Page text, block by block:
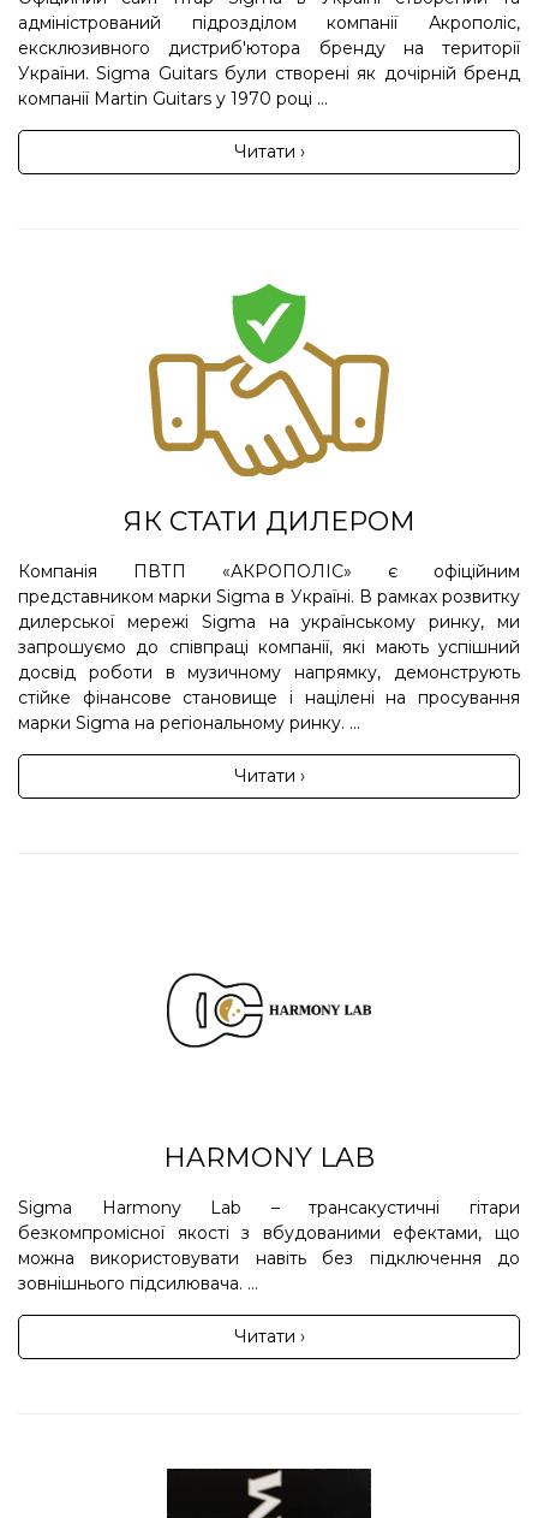
адміністрований підрозділом компанії Акрополіс,
ексклюзивного дистриб'ютора бренду на території
України. Sigma Guitars були створені як дочірній бренд
компанії Martin Guitars у 1970 році ...
Читати ›
ЯК СТАТИ ДИЛЕРОМ
Компанія ПВТП «АКРОПОЛІС» є офіційним
представником марки Sigma в Україні. В рамках розвитку
дилерської мережі Sigma на українському ринку, ми
запрошуємо до співпраці компанії, які мають успішний
досвід роботи в музичному напрямку, демонструють
стійке фінансове становище і націлені на просування
марки Sigma на регіональному ринку. ...
Читати ›
HARMONY LAB
Sigma Harmony Lab – трансакустичні гітари
безкомпромісної якості з вбудованими ефектами, що
можна використовувати навіть без підключення до
зовнішнього підсилювача. ...
Читати ›